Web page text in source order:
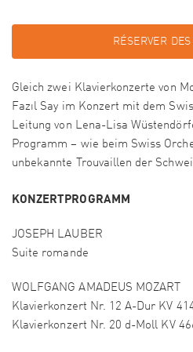
RÉSERVER
Gleich zwei Klavierkonzerte von
Fazıl Say im Konzert mit dem
Leitung von Lena-Lisa
Programm – wie beim Swiss
unbekannte Trouvaillen der
KONZERTPROGRAMM
JOSEPH LAUBER
Suite romande
WOLFGANG AMADEUS MOZART
Klavierkonzert Nr. 12 A-Dur KV
Klavierkonzert Nr. 20 d-Moll KV